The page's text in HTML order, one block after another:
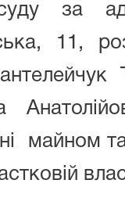
за
11,
майном